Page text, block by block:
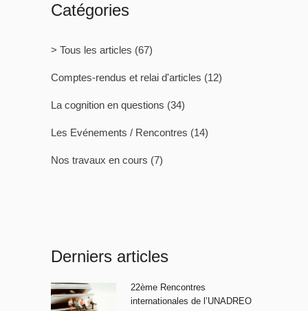
Catégories
> Tous les articles (67)
Comptes-rendus et relai d'articles (12)
La cognition en questions (34)
Les Evénements / Rencontres (14)
Nos travaux en cours (7)
Derniers articles
22ème Rencontres
internationales de l’UNADREO